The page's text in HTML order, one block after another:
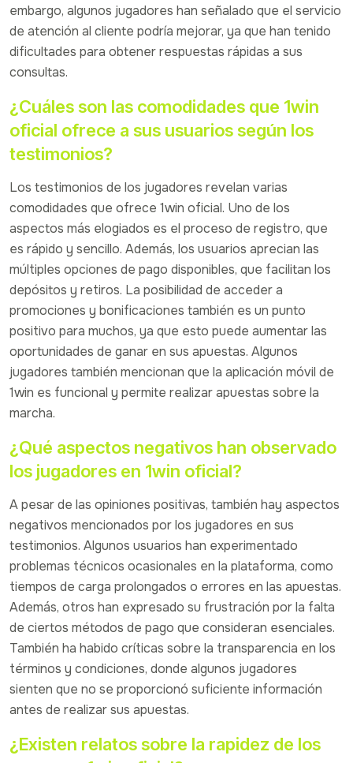
embargo, algunos jugadores han señalado que el servicio
de atención al cliente podría mejorar, ya que han tenido
dificultades para obtener respuestas rápidas a sus
consultas.
¿Cuáles son las comodidades que 1win
oficial ofrece a sus usuarios según los
testimonios?
Los testimonios de los jugadores revelan varias
comodidades que ofrece 1win oficial. Uno de los
aspectos más elogiados es el proceso de registro, que
es rápido y sencillo. Además, los usuarios aprecian las
múltiples opciones de pago disponibles, que facilitan los
depósitos y retiros. La posibilidad de acceder a
promociones y bonificaciones también es un punto
positivo para muchos, ya que esto puede aumentar las
oportunidades de ganar en sus apuestas. Algunos
jugadores también mencionan que la aplicación móvil de
1win es funcional y permite realizar apuestas sobre la
marcha.
¿Qué aspectos negativos han observado
los jugadores en 1win oficial?
A pesar de las opiniones positivas, también hay aspectos
negativos mencionados por los jugadores en sus
testimonios. Algunos usuarios han experimentado
problemas técnicos ocasionales en la plataforma, como
tiempos de carga prolongados o errores en las apuestas.
Además, otros han expresado su frustración por la falta
de ciertos métodos de pago que consideran esenciales.
También ha habido críticas sobre la transparencia en los
términos y condiciones, donde algunos jugadores
sienten que no se proporcionó suficiente información
antes de realizar sus apuestas.
¿Existen relatos sobre la rapidez de los